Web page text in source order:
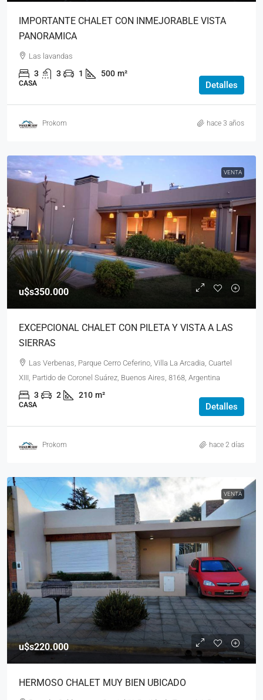
IMPORTANTE CHALET CON INMEJORABLE VISTA
PANORAMICA
Las lavandas
3 3 1 500 m²
CASA Detalles
Prokom hace 3 años
VENTA
u$s350.000
EXCEPCIONAL CHALET CON PILETA Y VISTA A LAS
SIERRAS
Las Verbenas, Parque Cerro Ceferino, Villa La Arcadia, Cuartel
XIII, Partido de Coronel Suárez, Buenos Aires, 8168, Argentina
3 2 210 m²
CASA Detalles
Prokom hace 2 días
VENTA
u$s220.000
HERMOSO CHALET MUY BIEN UBICADO